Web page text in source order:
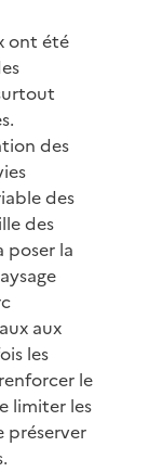
ont été
des
des
des
poser la
aux
les
le
limiter les
préserver